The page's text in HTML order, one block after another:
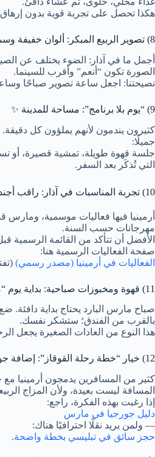
هكذا تحصل على تجربة قوية بدون
8) تصوير الربيع المبكر: ألوان خفيفة وسماء صافية أحيانًا 📸
أجمل ما في آذار: الضوء يختلف عن
الصورة تكون “أنعم” وأقرب للسينما.
نصيحتنا: اجعل ساعة تصوير صباحًا
9) “يوم بلا برنامج”: مساحة للمدينة ✨
كثيرون يندمون لأنهم يملؤون كل دقيقة.
جميلًا:
جلسة قهوة طويلة، تمشية قصيرة، أو
التي تُذكَر بعد السفر.
10) تجربة المناسبات في آذار: راقب أجندة الفعاليات 🎭
أرمينيا فيها فعاليات موسمية،
مهرجانات حسب السنة.
الأفضل أن تتأكد من القائمة الرسمية
صفحة الفعاليات الرسمية هنا:
الفعاليات في أرمينيا (مصدر رسمي)
11) قهوة ومخبوزات صباحية: بداية يوم “مضمونة السعادة” 🥐
صباح مارس البارد يحتاج بداية دافئة.
بالقرب من الفندق؛ ستشكر نفسك.
هذا النوع من العادات الصغيرة يجعل
12) خيار “خطة رحلة القوقاز”: إضافة جورجيا بشكل منطقي 🧳
كثير من المسافرين يدمجون أرمينيا
المسافة ليست بعيدة، ولأن المزاج
إذا رغبت بهذه الفكرة، راجع:
دليل جورجيا في مارس
— ولمن يريد نقلًا احترافيًا هناك:
حجز سائق في تبليسي بخطة واضحة.